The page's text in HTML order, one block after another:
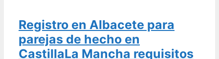
universo
Registro en Albacete para
parejas de hecho en
CastillaLa Mancha requisitos